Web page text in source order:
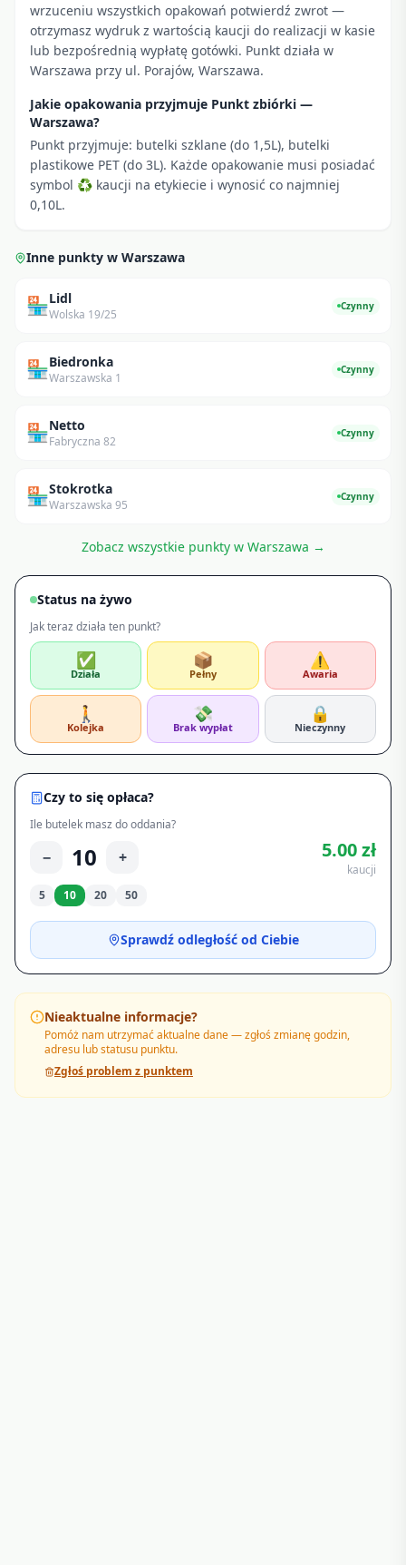
wrzuceniu wszystkich opakowań potwierdź zwrot —
otrzymasz wydruk z wartością kaucji do realizacji w kasie
lub bezpośrednią wypłatę gotówki. Punkt działa w
Warszawa przy ul. Porajów, Warszawa.
Jakie opakowania przyjmuje Punkt zbiórki —
Warszawa?
Punkt przyjmuje: butelki szklane (do 1,5L), butelki
plastikowe PET (do 3L). Każde opakowanie musi posiadać
symbol ♻ kaucji na etykiecie i wynosić co najmniej
0,10L.
Inne punkty w Warszawa
🏪Lidl
Wolska 19/25
Czynny
🏪Biedronka
Warszawska 1
Czynny
🏪Netto
Fabryczna 82
Czynny
🏪Stokrotka
Warszawska 95
Czynny
Zobacz wszystkie punkty w Warszawa →
Status na żywo
Jak teraz działa ten punkt?
✅
Działa
📦
Pełny
⚠️
Awaria
🚶
Kolejka
💸
Brak wypłat
🔒
Nieczynny
Czy to się opłaca?
Ile butelek masz do oddania?
− 10 + 5.00zł
kaucji
5
10 20 50
Sprawdź odległość od Ciebie
Nieaktualne informacje?
Pomóż nam utrzymać aktualne dane — zgłoś zmianę godzin,
adresu lub statusu punktu.
Zgłoś problem z punktem